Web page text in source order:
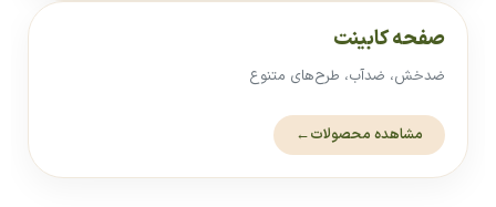
صفحه کابینت
ضدخش، ضدآب، طرح‌های متنوع
مشاهده محصولات←